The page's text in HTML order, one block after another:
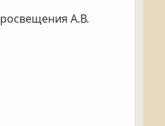
А.В.